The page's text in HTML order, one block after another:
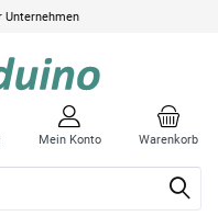
Unternehmen
Warenkorb
Mein Konto